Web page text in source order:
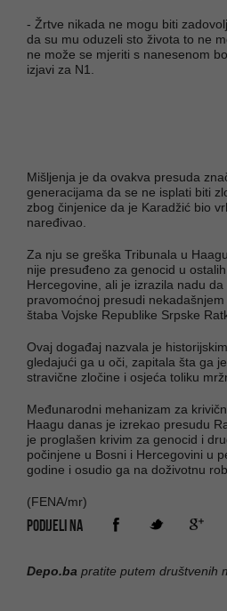
- Žrtve nikada ne mogu biti
da su mu oduzeli sto života to ne
ne može se mjeriti s nanesenom
izjavi za N1.
Mišljenja je da ovakva presuda
generacijama da se ne isplati biti
zbog činjenice da je Karadžić bio
naređivao.
Za nju se greška Tribunala u
nije presuđeno za genocid u
Hercegovine, ali je izrazila nadu
pravomoćnoj presudi
štaba Vojske Republike Srpske
Ovaj događaj nazvala je
gledajući ga u oči, zapitala šta ga
stravične zločine i osjeća toliku
Međunarodni mehanizam za
Haagu danas je izrekao presudu
je proglašen krivim za genocid i
počinjene u Bosni i Hercegovini u
godine i osudio ga na doživotnu
(FENA/mr)
PODIJELI NA
Depo.ba pratite putem društvenih